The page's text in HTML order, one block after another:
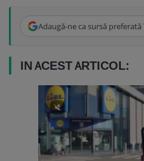
Adaugă-ne ca sursă preferată
IN ACEST ARTICOL: